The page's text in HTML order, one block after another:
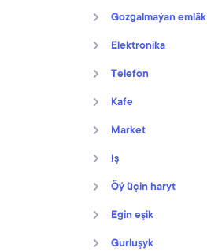
Gozgalmaýan emläk
Elektronika
Telefon
Kafe
Market
Iş
Öý üçin haryt
Egin eşik
Gurluşyk